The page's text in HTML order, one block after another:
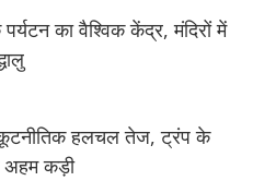
का वैश्विक केंद्र, मंदिरों में
कूटनीतिक हलचल तेज, ट्रंप के
अहम कड़ी